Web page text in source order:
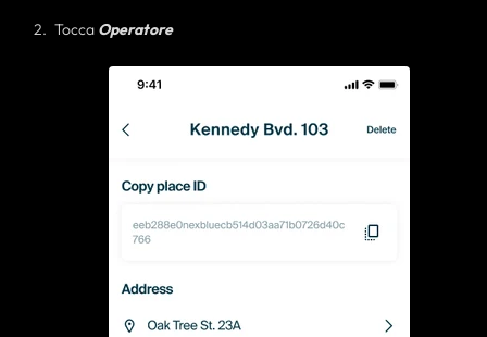
Tocca Operatore